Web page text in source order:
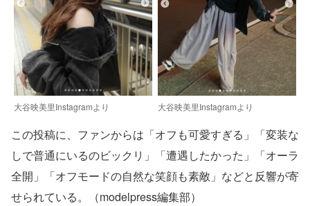
大谷映美里Instagramより 大谷映美里Instagramより
この投稿に、ファンからは「オフも可愛すぎる」「変装な
しで普通にいるのビックリ」「遭遇したかった」「オーラ
全開」「オフモードの自然な笑顔も素敵」などと反響が寄
せられている。（modelpress編集部）